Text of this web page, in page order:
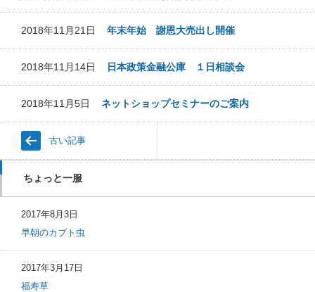
2018年11月21日 年末年始 謝恩大売出し開催
2018年11月14日 日本政策金融公庫 １日相談会
2018年11月5日 ネットショップセミナーのご案内
古い記事
ちょっと一服
2017年8月3日
早朝のカブト虫
2017年3月17日
福寿草